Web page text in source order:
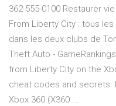
362-555-0100 Restaurer
From Liberty City : tous
dans les deux clubs de
Theft Auto -
from Liberty City on the
cheat codes and secrets.
Xbox 360 (X360 ...